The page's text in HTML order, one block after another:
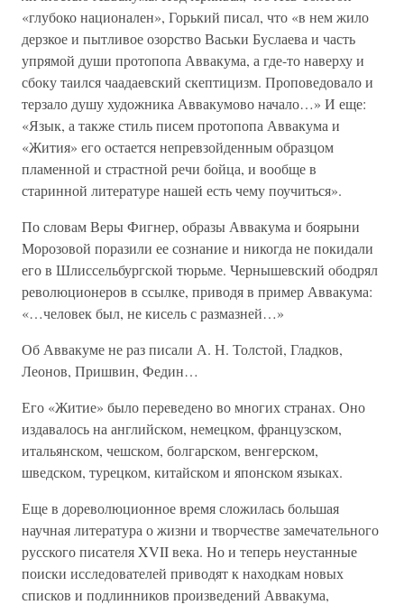
«глубоко национален», Горький писал, что «в нем жило
дерзкое и пытливое озорство Васьки Буслаева и часть
упрямой души протопопа Аввакума, а где-то наверху и
сбоку таился чаадаевский скептицизм. Проповедовало и
терзало душу художника Аввакумово начало…» И еще:
«Язык, а также стиль писем протопопа Аввакума и
«Жития» его остается непревзойденным образцом
пламенной и страстной речи бойца, и вообще в
старинной литературе нашей есть чему поучиться».
По словам Веры Фигнер, образы Аввакума и боярыни
Морозовой поразили ее сознание и никогда не покидали
его в Шлиссельбургской тюрьме. Чернышевский ободрял
революционеров в ссылке, приводя в пример Аввакума:
«…человек был, не кисель с размазней…»
Об Аввакуме не раз писали А. Н. Толстой, Гладков,
Леонов, Пришвин, Федин…
Его «Житие» было переведено во многих странах. Оно
издавалось на английском, немецком, французском,
итальянском, чешском, болгарском, венгерском,
шведском, турецком, китайском и японском языках.
Еще в дореволюционное время сложилась большая
научная литература о жизни и творчестве замечательного
русского писателя XVII века. Но и теперь неустанные
поиски исследователей приводят к находкам новых
списков и подлинников произведений Аввакума,